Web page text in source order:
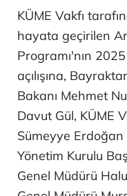
KÜME Vakfı
hayata geçirilen
Programı'nın
açılışına,
Bakanı Mehmet
Davut Gül, KÜME
Sümeyye Erdoğan
Yönetim Kurulu
Genel Müdürü